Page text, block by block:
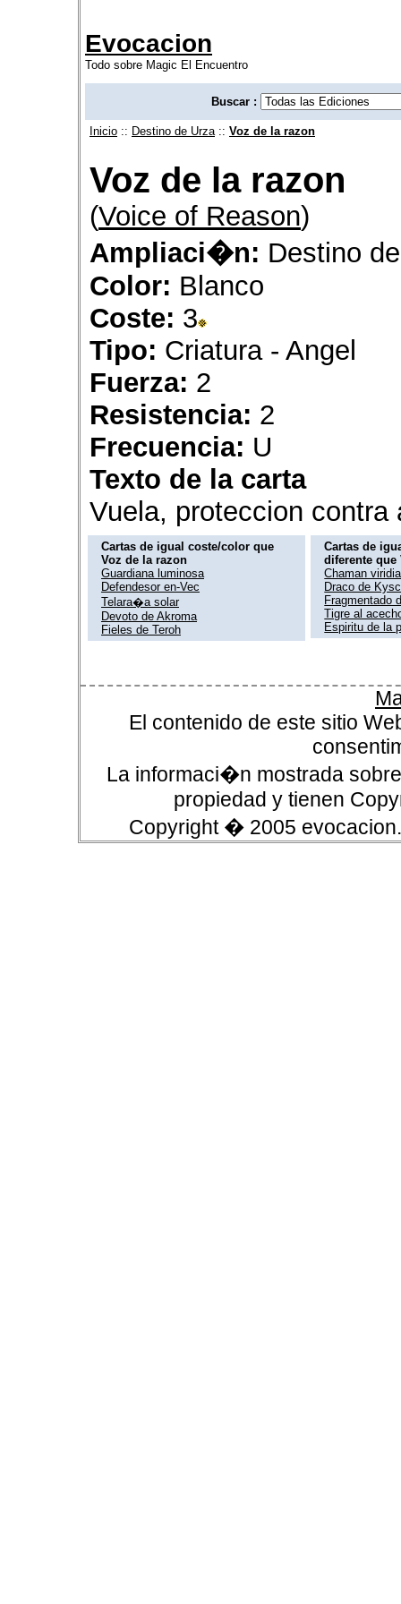
Evocacion
Todo sobre Magic El Encuentro
Buscar :
Inicio :: Destino de Urza :: Voz de la razon
Voz de la razon
(Voice of Reason)
Ampliaci�n: Destino
Color: Blanco
Coste: 3
Tipo: Criatura - Angel
Fuerza: 2
Resistencia: 2
Frecuencia: U
Texto de la carta
Vuela, proteccion contra
Cartas de igual coste/color que
Voz de la razon
Guardiana luminosa
Defendesor en-Vec
Telara�a solar
Devoto de Akroma
Fieles de Teroh
Cartas de
diferente que
Chaman
Draco de
Fragmentado
Tigre al
Espiritu de la
El contenido de este sitio
La informaci�n mostrada
propiedad y tienen
Copyright � 2005